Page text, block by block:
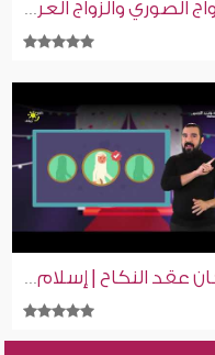
الزواج الصوري والزواج العرفي | إسلام ويب | للصم بلغة الإشارة
أركان عقد النكاح | إسلام ويب | للصم بلغة الإشارة